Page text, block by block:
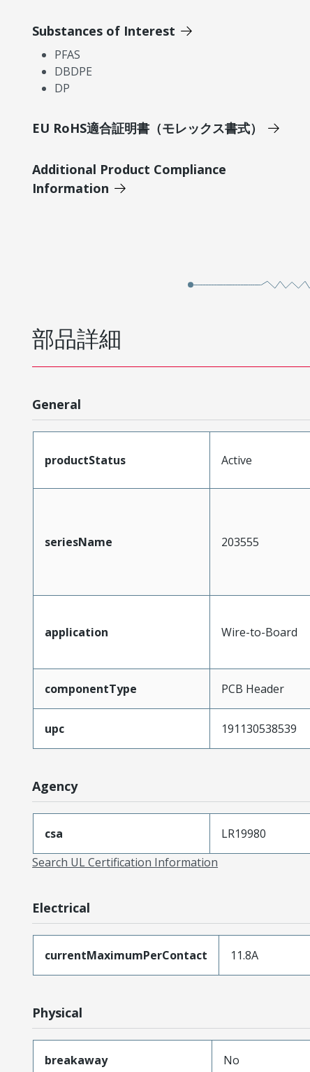
Substances of Interest
PFAS
DBDPE
DP
EU RoHS適合証明書（モレックス書式）
Additional Product Compliance
Information
部品詳細
General
productStatus Active
seriesName 203555
application Wire-to-Board
componentType PCB Header
upc 191130538539
Agency
csa LR19980
Search UL Certification Information
Electrical
currentMaximumPerContact 11.8A
Physical
breakaway No